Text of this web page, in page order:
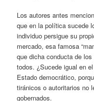
Los autores antes
que en la política sucede
individuo persigue su
mercado, esa famosa
que dicha conducta de
todos. ¿Sucede igual en
Estado democrático,
tiránicos o autoritarios no
gobernados.